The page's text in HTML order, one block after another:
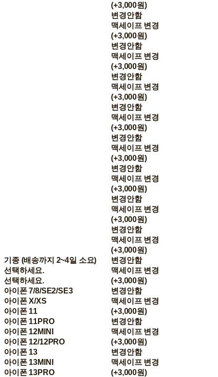
기종 (배송까지 2~4일 소요)
선택하세요.
선택하세요.
아이폰 7/8/SE2/SE3
아이폰 X/XS
아이폰 11
아이폰 11PRO
아이폰 12MINI
아이폰 12/12PRO
아이폰 13
아이폰 13MINI
아이폰 13PRO
(+3,000원)
변경안함
맥세이프 변경
(+3,000원)
변경안함
맥세이프 변경
(+3,000원)
변경안함
맥세이프 변경
(+3,000원)
변경안함
맥세이프 변경
(+3,000원)
변경안함
맥세이프 변경
(+3,000원)
변경안함
맥세이프 변경
(+3,000원)
변경안함
맥세이프 변경
(+3,000원)
변경안함
맥세이프 변경
(+3,000원)
변경안함
맥세이프 변경
(+3,000원)
변경안함
맥세이프 변경
(+3,000원)
변경안함
맥세이프 변경
(+3,000원)
변경안함
맥세이프 변경
(+3,000원)